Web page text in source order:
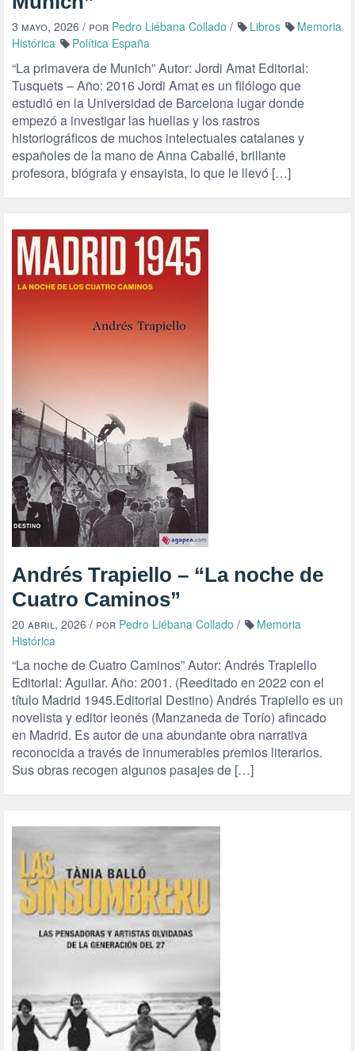
3 mayo, 2026 / por Pedro Liébana Collado / Libros
Memoria
Histórica
Política España
“La primavera de Munich” Autor: Jordi Amat Editorial:
Tusquets – Año: 2016 Jordi Amat es un filólogo que
estudió en la Universidad de Barcelona lugar donde
empezó a investigar las huellas y los rastros
historiográficos de muchos intelectuales catalanes y
españoles de la mano de Anna Caballé, brillante
profesora, biógrafa y ensayista, lo que le llevó […]
Andrés Trapiello – “La noche de
Cuatro Caminos”
20 abril, 2026 / por Pedro Liébana Collado /
Memoria
Histórica
“La noche de Cuatro Caminos” Autor: Andrés Trapiello
Editorial: Aguilar. Año: 2001. (Reeditado en 2022 con el
título Madrid 1945.Editorial Destino) Andrés Trapiello es un
novelista y editor leonés (Manzaneda de Torío) afincado
en Madrid. Es autor de una abundante obra narrativa
reconocida a través de innumerables premios literarios.
Sus obras recogen algunos pasajes de […]